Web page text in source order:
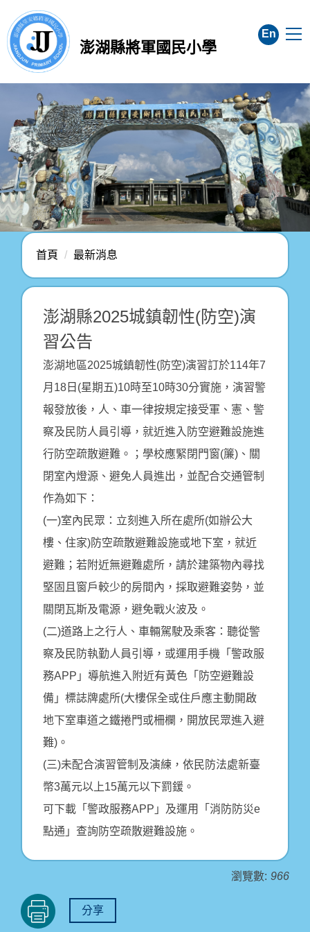
到
主
要
澎湖縣將軍國民小學
En
首頁 最新消息
澎湖縣2025城鎮韌性(防空)演
習公告
澎湖地區2025城鎮韌性(防空)演習訂於114年7
月18日(星期五)10時至10時30分實施，演習警
報發放後，人、車一律按規定接受軍、憲、警
察及民防人員引導，就近進入防空避難設施進
行防空疏散避難。；學校應緊閉門窗(簾)、關
閉室內燈源、避免人員進出，並配合交通管制
作為如下：
(一)室內民眾：立刻進入所在處所(如辦公大
樓、住家)防空疏散避難設施或地下室，就近
避難；若附近無避難處所，請於建築物內尋找
堅固且窗戶較少的房間內，採取避難姿勢，並
關閉瓦斯及電源，避免戰火波及。
(二)道路上之行人、車輛駕駛及乘客：聽從警
察及民防執勤人員引導，或運用手機「警政服
務APP」導航進入附近有黃色「防空避難設
備」標誌牌處所(大樓保全或住戶應主動開啟
地下室車道之鐵捲門或柵欄，開放民眾進入避
難)。
(三)未配合演習管制及演練，依民防法處新臺
幣3萬元以上15萬元以下罰鍰。
可下載「警政服務APP」及運用「消防防災e
點通」查詢防空疏散避難設施。
瀏覽數: 966
分享